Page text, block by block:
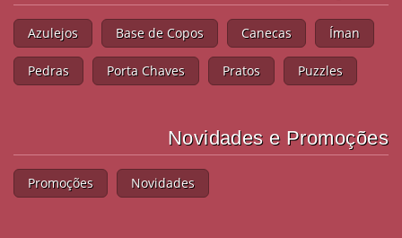
Azulejos Base de Copos Canecas Íman
Pedras Porta Chaves Pratos Puzzles
Novidades e Promoções
Promoções Novidades